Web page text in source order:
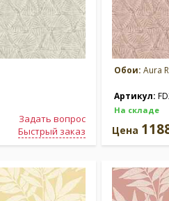
Задать вопрос
Быстрый заказ
Обои: Aura
Артикул:
На складе
Цена